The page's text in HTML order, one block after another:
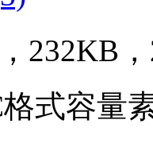
232KB
式容量